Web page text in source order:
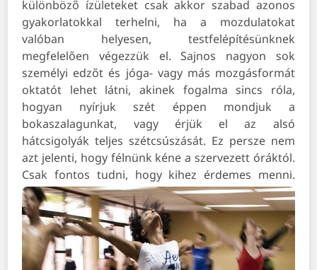
különböző ízületeket csak akkor szabad azonos
gyakorlatokkal terhelni, ha a mozdulatokat
valóban helyesen, testfelépítésünknek
megfelelően végezzük el.Sajnos nagyon sok
személyi edzőt és jóga- vagy más mozgásformát
oktatót lehet látni, akinek fogalma sincs róla,
hogyan nyírjuk szét éppen mondjuk a
bokaszalagunkat, vagy érjük el az alsó
hátcsigolyák teljes szétcsúszását. Ez persze nem
azt jelenti, hogy félnünk kéne a szervezett óráktól.
Csak fontos tudni, hogy kihez érdemes menni.